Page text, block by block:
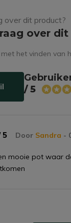
over
het vinden van
/ 5
Door Sandra -
5
mooie pot waar